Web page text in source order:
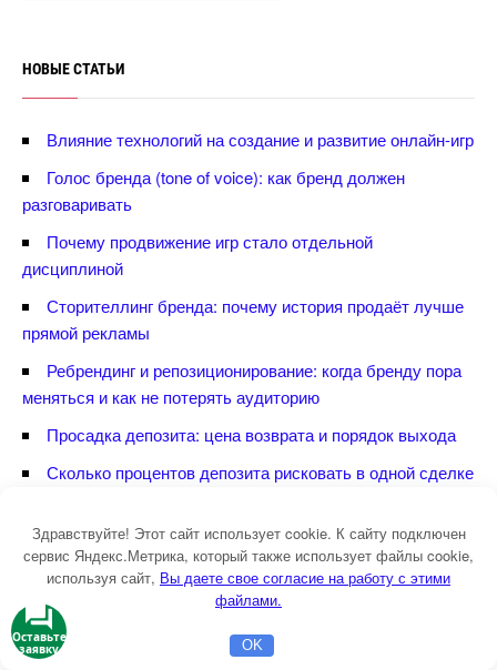
НОВЫЕ СТАТЬИ
лияние технологий на создание и развитие онлайн-игр
Голос бренда (tone of voice): как бренд должен
разговаривать
Почему продвижение игр стало отдельной
дисциплиной
Сторителлинг бренда: почему история продаёт лучше
прямой рекламы
Ребрендинг и репозиционирование: когда бренду пора
меняться и как не потерять аудиторию
Просадка депозита: цена возврата и порядок выхода
Сколько процентов депозита рисковать в одной сделке
и геотаргетин
Коммуникационная матрица бренда: как выбрать
каналы продвижения под цель, а не по привычке
Как написать продающий текст: чтобы читатель дошёл
от заголовка до заявки
Здравствуйте! Этот сайт использует cookie. К сайту подключен
сервис Яндекс.Метрика, который также использует файлы cookie,
используя сайт, ы даете свое согласие на работу с этими
файлами.
OK
Оставьте
заявку